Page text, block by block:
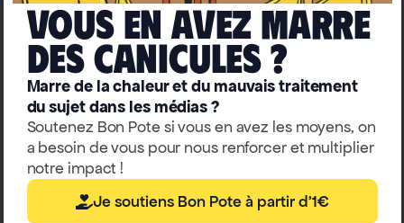
Agriculture Climat-biodiversité
Chiens, chevaux, poissons… 6
idées reçues qui biaisent notre
rapport aux animaux
Florence Dellerie
Vous en avez marre
deS caniculeS ?
Marre de la chaleur et du mauvais traitement
du sujet dans les médias ?
Soutenez Bon Pote si vous en avez les moyens, on
a besoin de vous pour nous renforcer et multiplier
notre impact !
Je soutiens Bon Pote à partir d'1€